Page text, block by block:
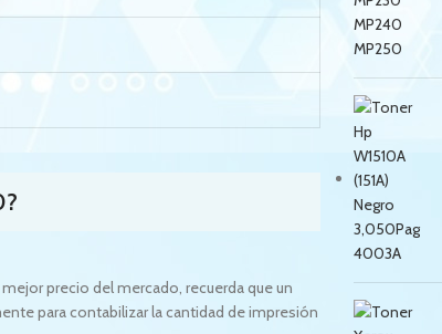
precio del mercado, recuerda que un
para contabilizar la cantidad de impresión